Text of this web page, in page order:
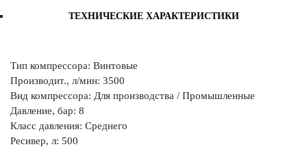
ТЕХНИЧЕСКИЕ ХАРАКТЕРИСТИКИ
Тип компрессора: Винтовые
Производит., л/мин: 3500
Вид компрессора: Для производства / Промышленные
Давление, бар: 8
Класс давления: Среднего
Ресивер, л: 500